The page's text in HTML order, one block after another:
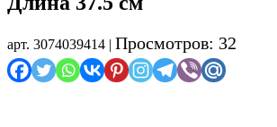
арт. 3074039414 | Просмотров: 32